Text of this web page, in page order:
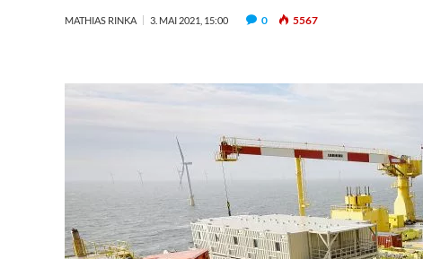
MATHIAS RINKA 3. MAI 2021, 15:00 0 5567